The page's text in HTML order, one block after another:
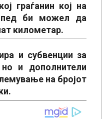
граѓанин кој на
би можел да
километар.
и субвенции за
и дополнители
на бројот